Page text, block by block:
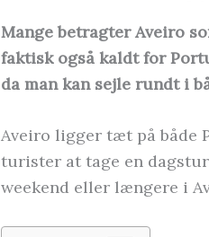
Mange betragter Aveiro
faktisk også kaldt for
da man kan sejle rundt i
Aveiro ligger tæt på både
turister at tage en
weekend eller længere i